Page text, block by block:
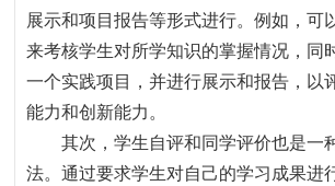
展示和项目报告等形式进行。例如，可
来考核学生对所学知识的掌握情况，同
一个实践项目，并进行展示和报告，以
能力和创新能力。
其次，学生自评和同学评价也是一
法。通过要求学生对自己的学习成果进